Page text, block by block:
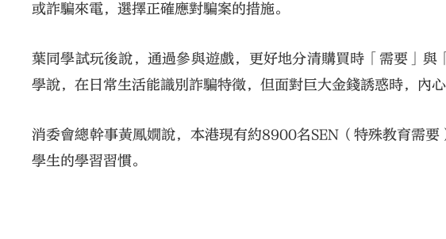
或詐騙來電，選擇正確應對騙案的措施。
葉同學試玩後說，通過參與遊戲，更好地分清購買時「需要」
學說，在日常生活能識別詐騙特徵，但面對巨大金錢誘惑時，內
消委會總幹事黃鳳嫺說，本港現有約8900名SEN（特殊教育需
學生的學習習慣。